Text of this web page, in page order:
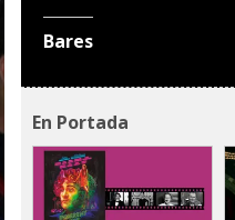
Bares
En Portada